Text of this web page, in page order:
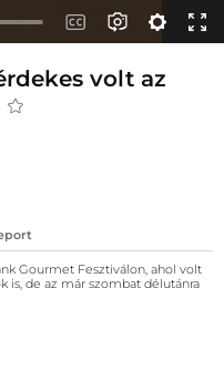
volt az
Gourmet Fesztiválon, ahol volt
is, de az már szombat délutánra